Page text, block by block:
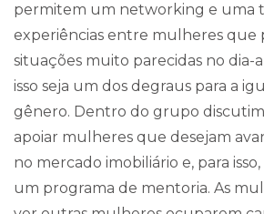
permitem um networking e uma
experiências entre mulheres que
situações muito parecidas no dia-
isso seja um dos degraus para a
gênero. Dentro do grupo
apoiar mulheres que desejam
no mercado imobiliário e, para
um programa de mentoria. As